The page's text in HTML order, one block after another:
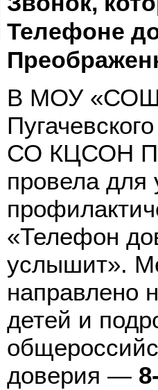
Телефоне
В МОУ «СОШ
СО КЦСОН
провела для
«Телефон
услышит».
направлено
детей и
доверия —